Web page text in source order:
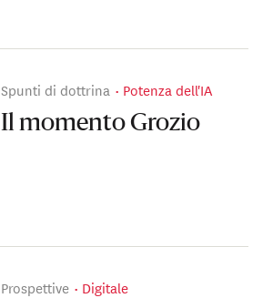
Spunti di dottrina Potenza dell'IA
Il momento Grozio
Prospettive Digitale